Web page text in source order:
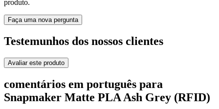
produto.
Faça uma nova pergunta
Testemunhos dos nossos clientes
Avaliar este produto
comentários em português para
Snapmaker Matte PLA Ash Grey (RFID)